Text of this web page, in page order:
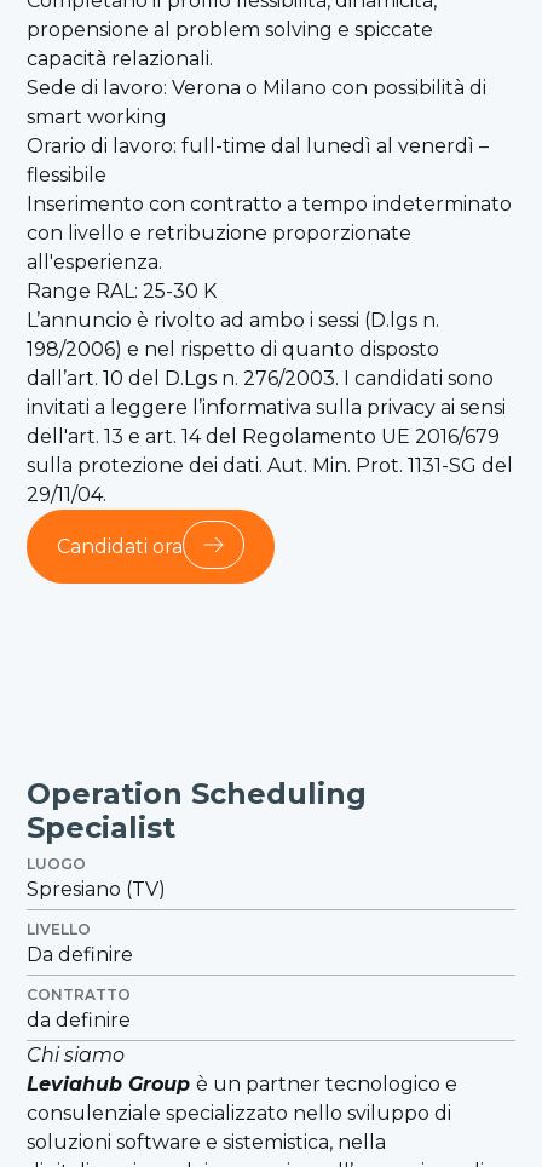
propensione al problem solving e spiccate
capacità relazionali.
Sede di lavoro: Verona o Milano con possibilità di
smart working
Orario di lavoro: full-time dal lunedì al venerdì –
flessibile
Inserimento con contratto a tempo indeterminato
con livello e retribuzione proporzionate
all'esperienza.
Range RAL: 25-30 K
L’annuncio è rivolto ad ambo i sessi (D.lgs n.
198/2006) e nel rispetto di quanto disposto
dall’art. 10 del D.Lgs n. 276/2003. I candidati sono
invitati a leggere l’informativa sulla privacy ai sensi
dell'art. 13 e art. 14 del Regolamento UE 2016/679
sulla protezione dei dati. Aut. Min. Prot. 1131-SG del
29/11/04.
Candidati ora
Operation Scheduling
Specialist
LUOGO
Spresiano (TV)
LIVELLO
Da definire
CONTRATTO
da definire
Chi siamo
Leviahub Groupè un partner tecnologico e
consulenziale specializzato nello sviluppo di
soluzioni software e sistemistica, nella